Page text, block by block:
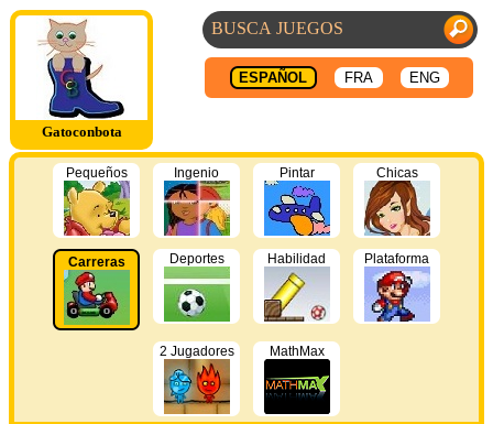
Gatoconbota
ESPAÑOL FRA ENG
Pequeños Ingenio Pintar Chicas
Carreras Deportes Habilidad Plataforma
2 Jugadores MathMax